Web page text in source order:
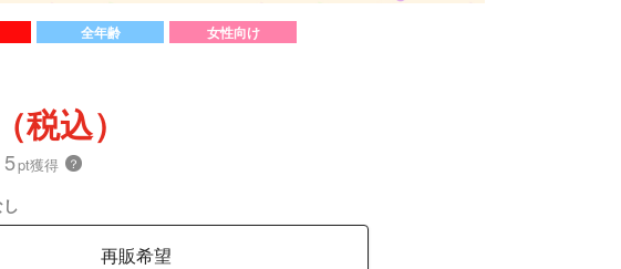
全年齢 女性向け
税込）
5pt獲得 ？
し
再販希望